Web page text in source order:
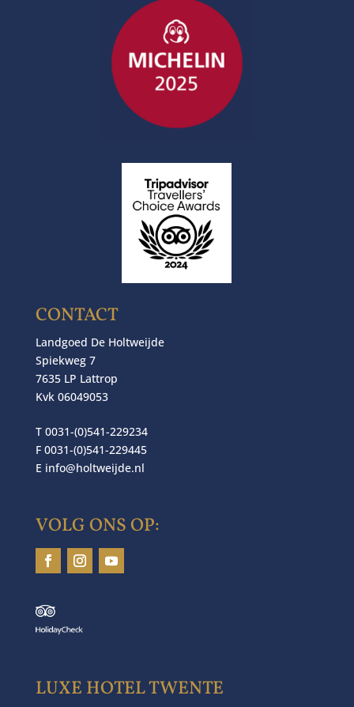
CONTACT
Landgoed De Holtweijde
Spiekweg 7
7635 LP Lattrop
Kvk 06049053
T 0031-(0)541-229234
F 0031-(0)541-229445
E info@holtweijde.nl
VOLG ONS OP:
LUXE HOTEL TWENTE